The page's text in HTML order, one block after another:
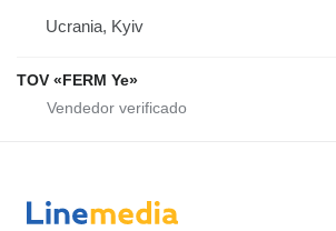
Ucrania, Kyiv
TOV «FERM Ye»